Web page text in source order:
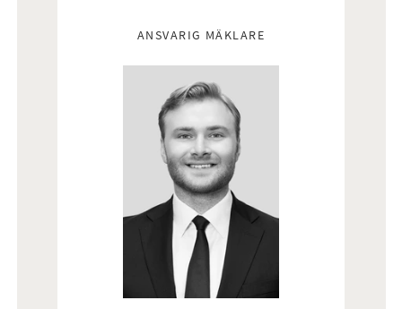
ANSVARIG MÄKLARE